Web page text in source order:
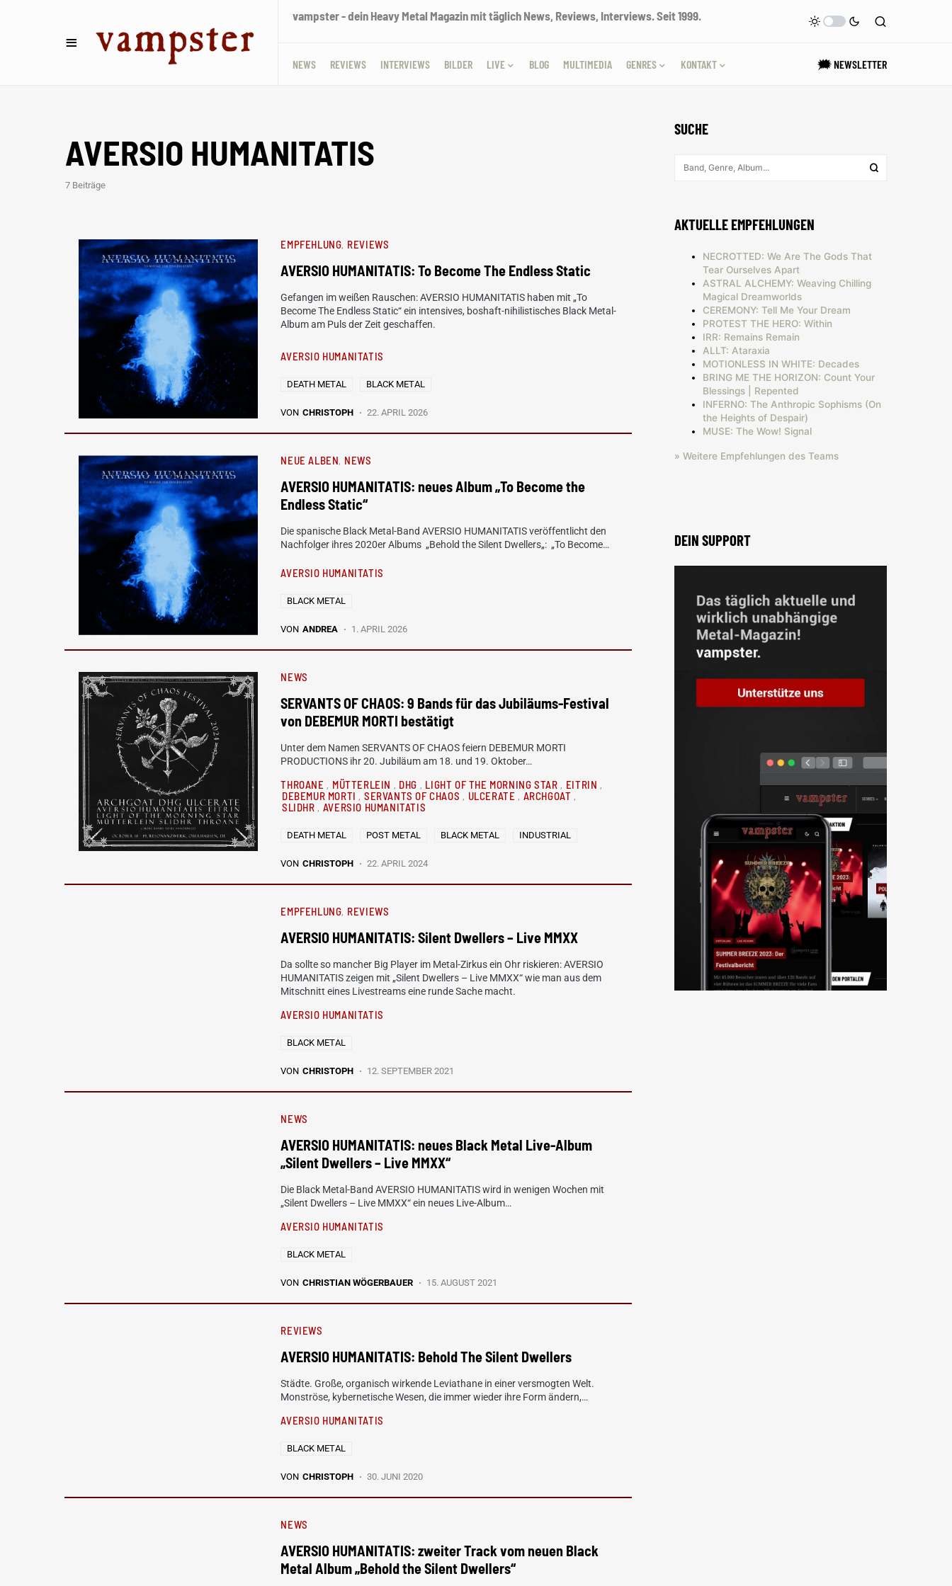
vampster - dein Heavy Metal Magazin mit täglich News, Reviews, Interviews. Seit 1999.
NEWS REVIEWS INTERVIEWS BILDER LIVE BLOG MULTIMEDIA GENRES KONTAKT 🗯 NEWSLETTER
AVERSIO HUMANITATIS
7 Beiträge
EMPFEHLUNG REVIEWS
AVERSIO HUMANITATIS: To Become The Endless Static
Gefangen im weißen Rauschen: AVERSIO HUMANITATIS haben mit „To
Become The Endless Static“ ein intensives, boshaft-nihilistisches Black Metal-
Album am Puls der Zeit geschaffen.
AVERSIO HUMANITATIS
DEATH METAL BLACK METAL
VON CHRISTOPH 22. APRIL 2026
NEUE ALBEN NEWS
AVERSIO HUMANITATIS: neues Album „To Become the
Endless Static“
Die spanische Black Metal-Band AVERSIO HUMANITATIS veröffentlicht den
Nachfolger ihres 2020er Albums „Behold the Silent Dwellers„: „To Become…
AVERSIO HUMANITATIS
BLACK METAL
VON ANDREA 1. APRIL 2026
NEWS
SERVANTS OF CHAOS: 9 Bands für das Jubiläums-Festival
von DEBEMUR MORTI bestätigt
Unter dem Namen SERVANTS OF CHAOS feiern DEBEMUR MORTI
PRODUCTIONS ihr 20. Jubiläum am 18. und 19. Oktober…
THROANE MÜTTERLEIN DHG LIGHT OF THE MORNING STAR
EITRIN
DEBEMUR MORTI
SERVANTS OF CHAOS ULCERATE
ARCHGOAT
SLIDHR
AVERSIO HUMANITATIS
DEATH METAL POST METAL BLACK METAL INDUSTRIAL
VON CHRISTOPH 22. APRIL 2024
EMPFEHLUNG REVIEWS
AVERSIO HUMANITATIS: Silent Dwellers – Live MMXX
Da sollte so mancher Big Player im Metal-Zirkus ein Ohr riskieren: AVERSIO
HUMANITATIS zeigen mit „Silent Dwellers – Live MMXX“ wie man aus dem
Mitschnitt eines Livestreams eine runde Sache macht.
AVERSIO HUMANITATIS
BLACK METAL
VON CHRISTOPH 12. SEPTEMBER 2021
NEWS
AVERSIO HUMANITATIS: neues Black Metal Live-Album
„Silent Dwellers – Live MMXX“
Die Black Metal-Band AVERSIO HUMANITATIS wird in wenigen Wochen mit
„Silent Dwellers – Live MMXX“ ein neues Live-Album…
AVERSIO HUMANITATIS
BLACK METAL
VON CHRISTIAN WÖGERBAUER 15. AUGUST 2021
REVIEWS
AVERSIO HUMANITATIS: Behold The Silent Dwellers
Städte. Große, organisch wirkende Leviathane in einer versmogten Welt.
Monströse, kybernetische Wesen, die immer wieder ihre Form ändern,…
AVERSIO HUMANITATIS
BLACK METAL
VON CHRISTOPH 30. JUNI 2020
NEWS
AVERSIO HUMANITATIS: zweiter Track vom neuen Black
Metal Album „Behold the Silent Dwellers“
SUCHE
AKTUELLE EMPFEHLUNGEN
NECROTTED: We Are The Gods That
Tear Ourselves Apart
ASTRAL ALCHEMY: Weaving Chilling
Magical Dreamworlds
CEREMONY: Tell Me Your Dream
PROTEST THE HERO: Within
IRR: Remains Remain
ALLT: Ataraxia
MOTIONLESS IN WHITE: Decades
BRING ME THE HORIZON: Count Your
Blessings | Repented
INFERNO: The Anthropic Sophisms (On
the Heights of Despair)
MUSE: The Wow! Signal
» Weitere Empfehlungen des Teams
DEIN SUPPORT